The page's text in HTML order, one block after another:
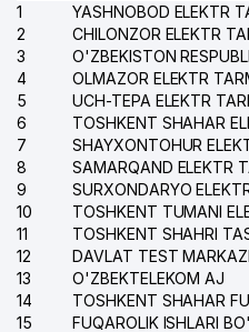
1
2
3
4
5
6
7
8
9
10
11
12
13
O'ZBEKTELEKOM AJ
14
15